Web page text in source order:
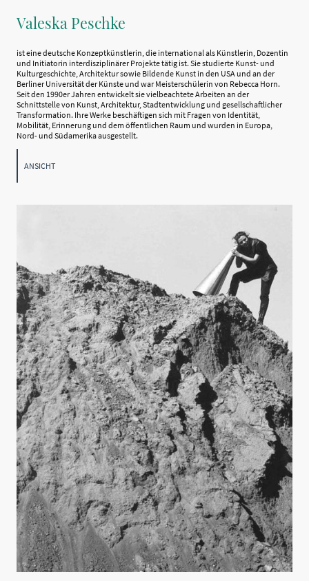
Valeska Peschke
ist eine deutsche Konzeptkünstlerin, die international als Künstlerin, Dozentin
und Initiatorin interdisziplinärer Projekte tätig ist. Sie studierte Kunst- und
Kulturgeschichte, Architektur sowie Bildende Kunst in den USA und an der
Berliner Universität der Künste und war Meisterschülerin von Rebecca Horn.
Seit den 1990er Jahren entwickelt sie vielbeachtete Arbeiten an der
Schnittstelle von Kunst, Architektur, Stadtentwicklung und gesellschaftlicher
Transformation. Ihre Werke beschäftigen sich mit Fragen von Identität,
Mobilität, Erinnerung und dem öffentlichen Raum und wurden in Europa,
Nord- und Südamerika ausgestellt.
ANSICHT